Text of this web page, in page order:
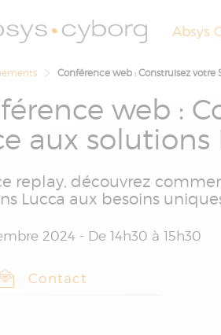
Absys
Conférence web : Construisez
web :
aux solutions
replay, découvrez
Lucca aux besoins
2024 - De 14h30 à 15h30
Contact